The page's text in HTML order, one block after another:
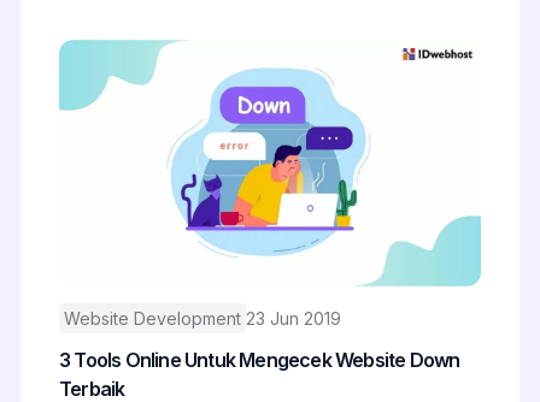
Website Development 23 Jun 2019
3 Tools Online Untuk Mengecek Website Down
Terbaik